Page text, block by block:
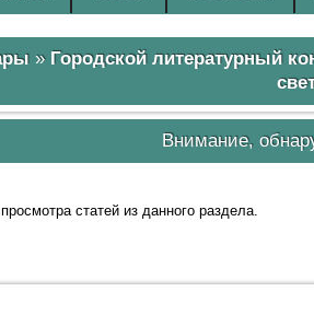
» Городской литературный
Внимание,
статей из данного раздела.